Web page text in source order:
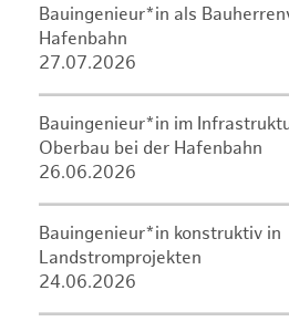
Bauingenieur*in als
Hafenbahn
27.07.2026
Bauingenieur*in im
Oberbau bei der Hafenbahn
26.06.2026
Bauingenieur*in konstruktiv in
Landstromprojekten
24.06.2026